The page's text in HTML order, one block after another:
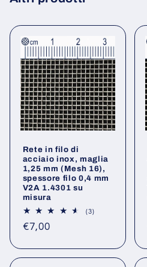
Rete in filo di
acciaio inox, maglia
1,25 mm (Mesh 16),
spessore filo 0,4 mm
V2A 1.4301 su
misura
(3)3
Prezzo
€7,00